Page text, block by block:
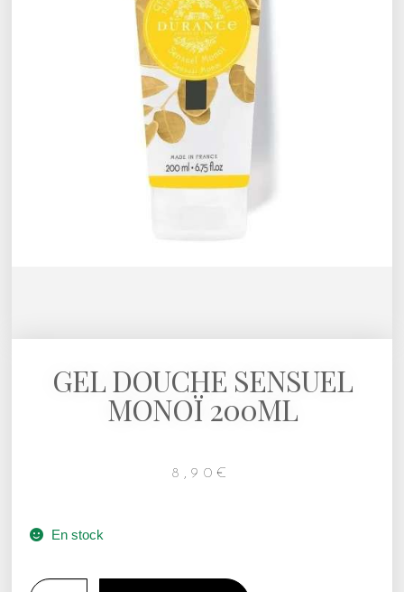
GEL DOUCHE SENSUEL
MONOÏ 200ML
8,90 €
En stock